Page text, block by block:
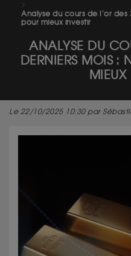
Analyse du cours de l’or des
pour mieux investir
ANALYSE DU
DERNIERS MOIS :
MIEUX
Le 22/10/2025 10:30 par